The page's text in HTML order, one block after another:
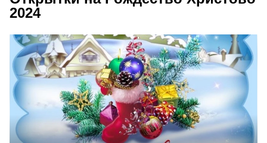
2024